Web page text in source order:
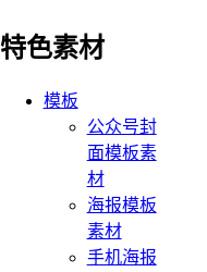
特色素材
模板
公众号封
面模板素
材
海报模板
素材
手机海报